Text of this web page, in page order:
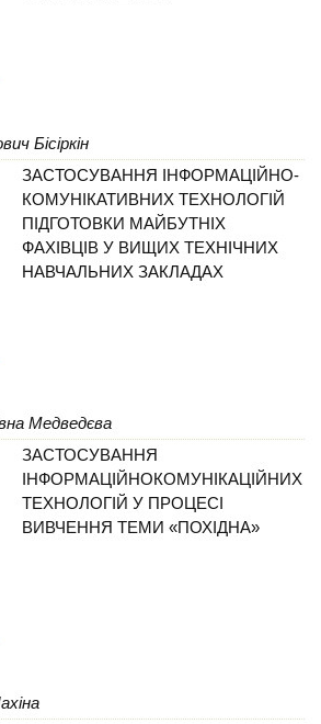
Бісіркін
ЗАСТОСУВАННЯ ІНФОРМАЦІЙНО-
КОМУНІКАТИВНИХ ТЕХНОЛОГІЙ
ПІДГОТОВКИ МАЙБУТНІХ
ФАХІВЦІВ У ВИЩИХ ТЕХНІЧНИХ
НАВЧАЛЬНИХ ЗАКЛАДАХ
Медведєва
ЗАСТОСУВАННЯ
ІНФОРМАЦІЙНОКОМУНІКАЦІЙНИХ
ТЕХНОЛОГІЙ У ПРОЦЕСІ
ВИВЧЕННЯ ТЕМИ «ПОХІДНА»